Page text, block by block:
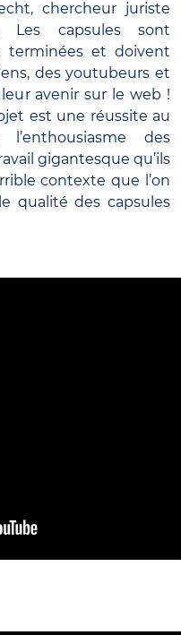
chercheur juriste
Les capsules sont
terminées et doivent
des youtubeurs et
avenir sur le web !
est une réussite au
des
gigantesque qu’ils
contexte que l’on
qualité des capsules